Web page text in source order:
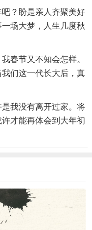
？盼是亲人齐聚美好
场大梦，人生几度秋
春节又不知会怎样。
们这一代长大后，真
我没有离开过家。将
才能再体会到大年初